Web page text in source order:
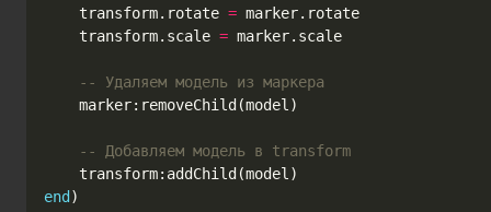
transform. rotate = marker. rotate
transform. scale = marker. scale
-- Удаляем модель из маркера
marker: removeChild (model )
-- Добавляем модель в transform
transform: addChild (model )
end )